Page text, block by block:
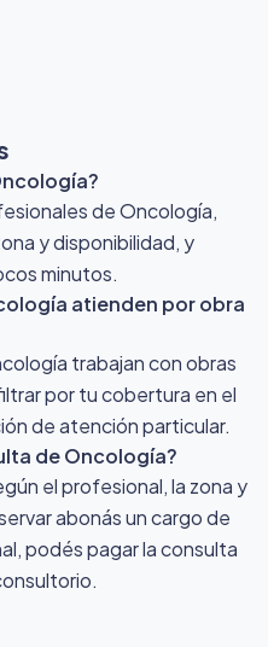
de Oncología,
y disponibilidad, y
minutos.
atienden por obra
trabajan con obras
por tu cobertura en el
de atención particular.
de Oncología?
el profesional, la zona y
abonás un cargo de
podés pagar la consulta